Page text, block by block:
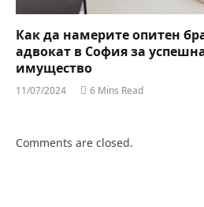
Как да намерите опитен
адвокат в София за
имущество
11/07/2024 6 Mins Read
Comments are closed.